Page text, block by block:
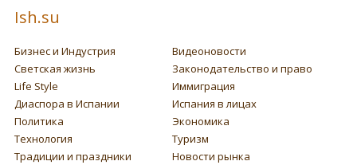
Ish.su
Бизнес и Индустрия
Видеоновости
Светская жизнь
Законодательство и право
Life Style
Иммиграция
Диаспора в Испании
Испания в лицах
Политика
Экономика
Технология
Туризм
Традиции и праздники
Новости рынка